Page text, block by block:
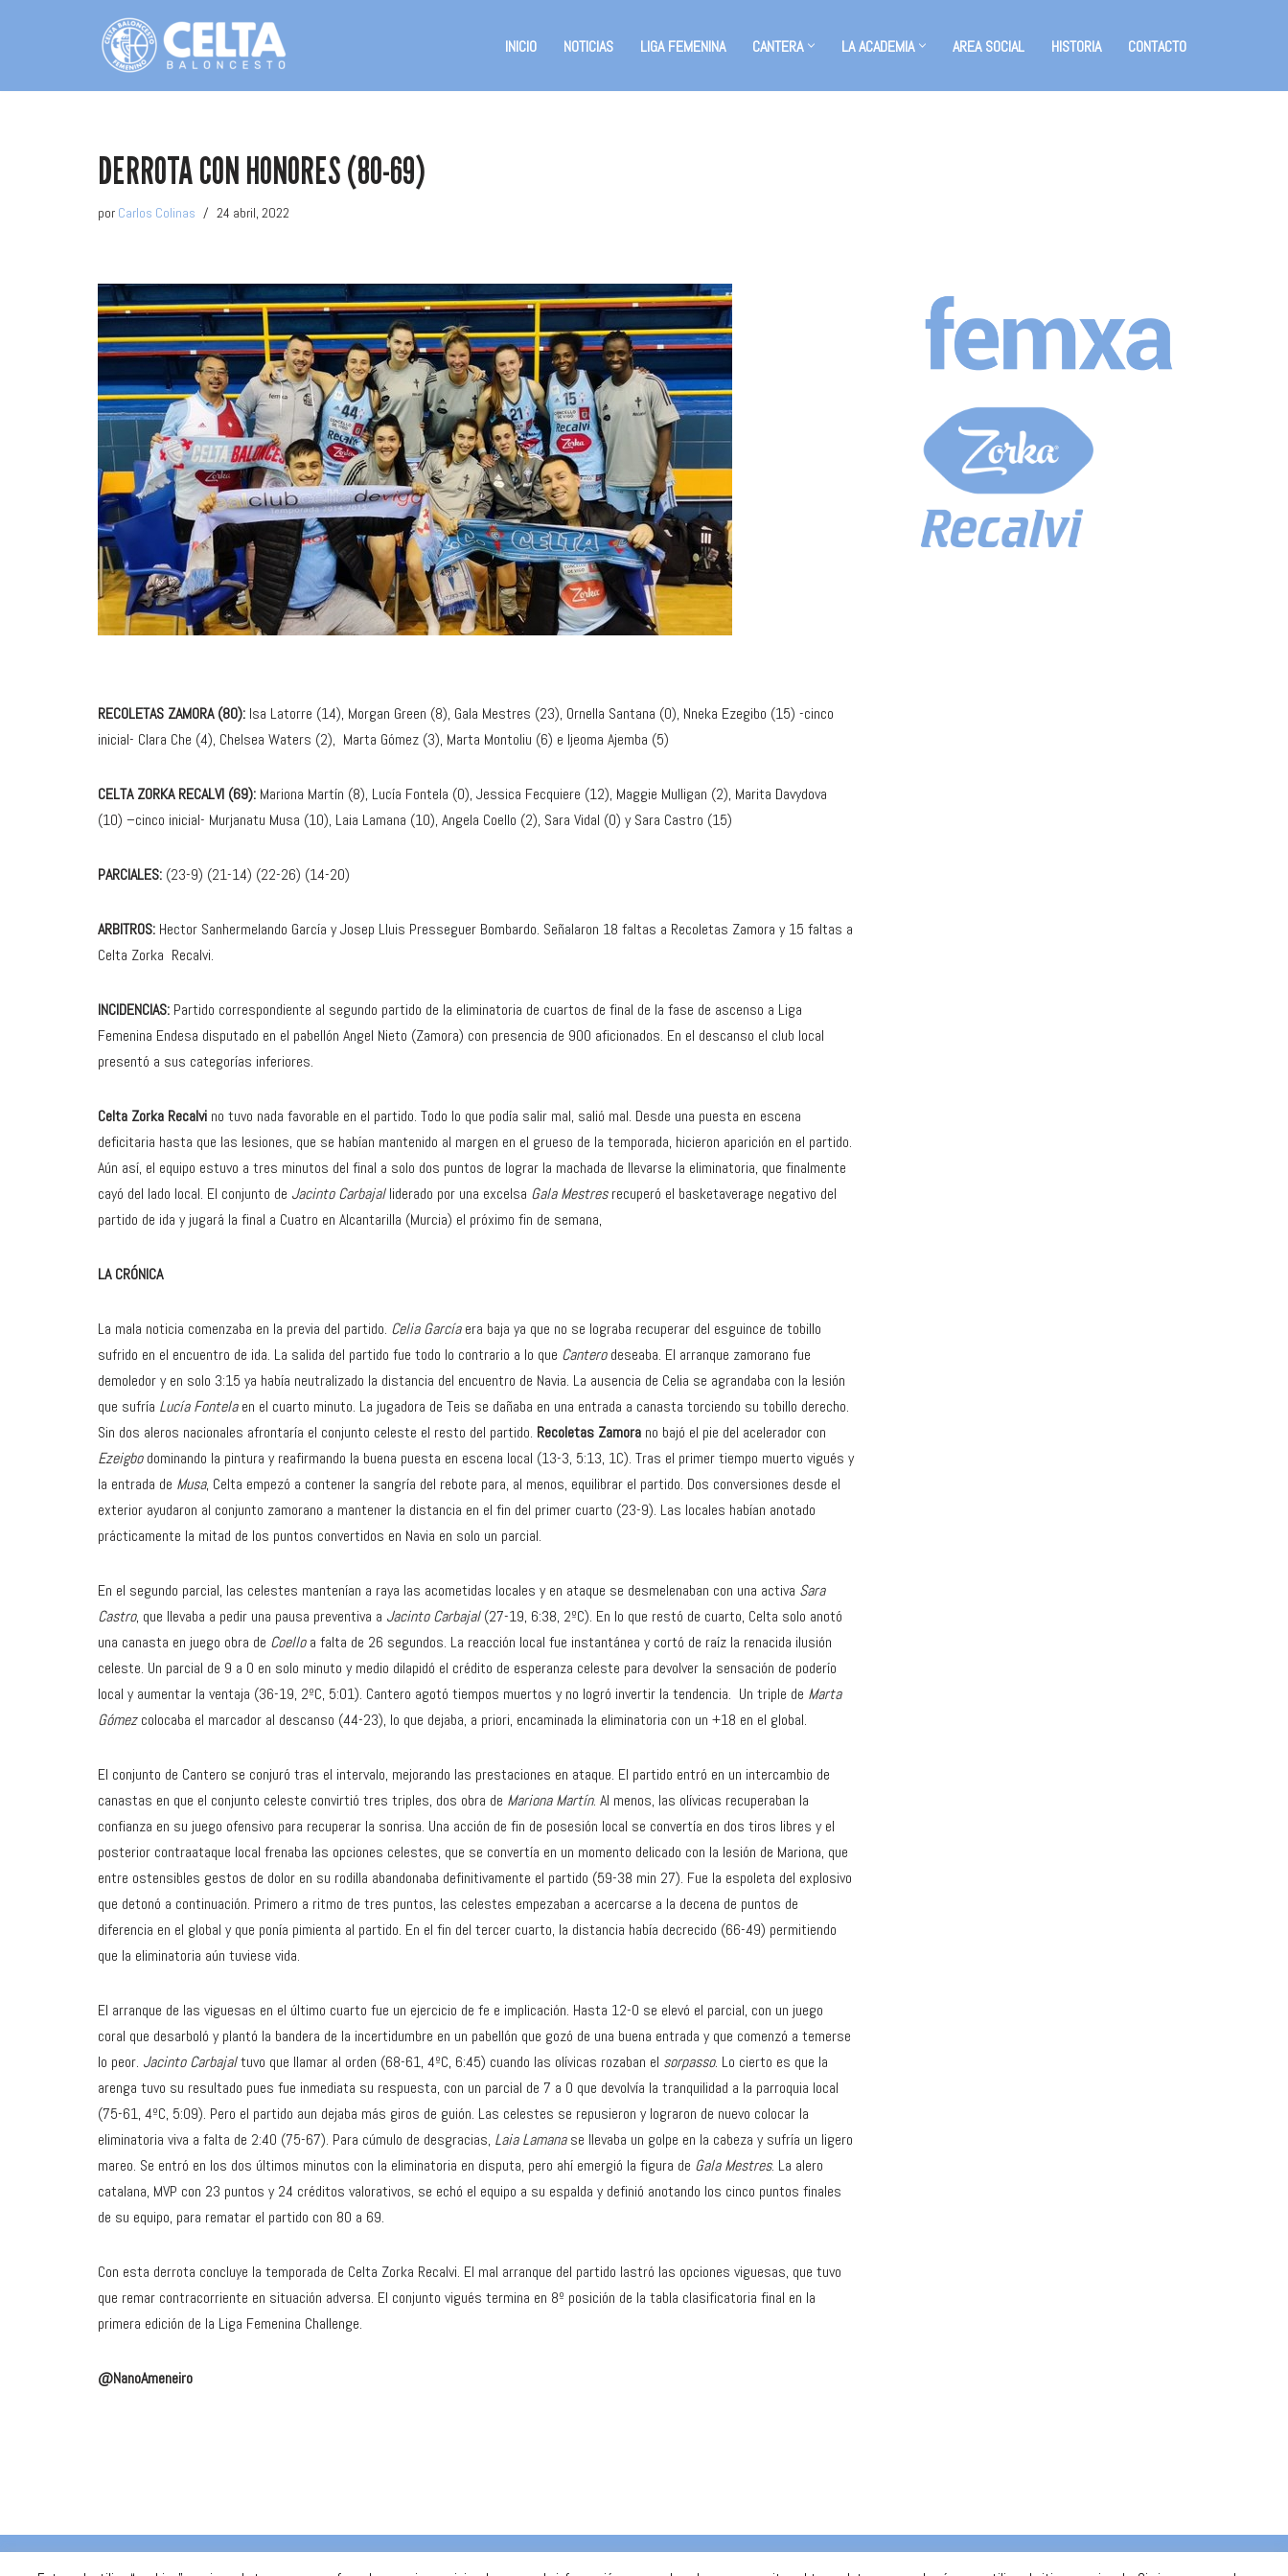
INICIO NOTICIAS LIGA FEMENINA CANTERA LA ACADEMIA AREA SOCIAL HISTORIA CONTACTO
DERROTA CON HONORES (80-69)
por Carlos Colinas 24 abril, 2022
RECOLETAS ZAMORA (80): Isa Latorre (14), Morgan Green (8), Gala Mestres (23), Ornella Santana (0), Nneka Ezegibo (15) -cinco
inicial- Clara Che (4), Chelsea Waters (2), Marta Gómez (3), Marta Montoliu (6) e Ijeoma Ajemba (5)
CELTA ZORKA RECALVI (69): Mariona Martín (8), Lucía Fontela (0), Jessica Fecquiere (12), Maggie Mulligan (2), Marita Davydova
(10) –cinco inicial- Murjanatu Musa (10), Laia Lamana (10), Angela Coello (2), Sara Vidal (0) y Sara Castro (15)
PARCIALES: (23-9) (21-14) (22-26) (14-20)
ARBITROS: Hector Sanhermelando García y Josep Lluis Presseguer Bombardo. Señalaron 18 faltas a Recoletas Zamora y 15 faltas a
Celta Zorka Recalvi.
INCIDENCIAS: Partido correspondiente al segundo partido de la eliminatoria de cuartos de final de la fase de ascenso a Liga
Femenina Endesa disputado en el pabellón Angel Nieto (Zamora) con presencia de 900 aficionados. En el descanso el club local
presentó a sus categorías inferiores.
Celta Zorka Recalvi no tuvo nada favorable en el partido. Todo lo que podía salir mal, salió mal. Desde una puesta en escena
deficitaria hasta que las lesiones, que se habían mantenido al margen en el grueso de la temporada, hicieron aparición en el partido.
Aún así, el equipo estuvo a tres minutos del final a solo dos puntos de lograr la machada de llevarse la eliminatoria, que finalmente
cayó del lado local. El conjunto de Jacinto Carbajalliderado por una excelsa Gala Mestresrecuperó el basketaverage negativo del
partido de ida y jugará la final a Cuatro en Alcantarilla (Murcia) el próximo fin de semana,
LA CRÓNICA
La mala noticia comenzaba en la previa del partido. Celia Garcíaera baja ya que no se lograba recuperar del esguince de tobillo
sufrido en el encuentro de ida. La salida del partido fue todo lo contrario a lo que Canterodeseaba. El arranque zamorano fue
demoledor y en solo 3:15 ya había neutralizado la distancia del encuentro de Navia. La ausencia de Celia se agrandaba con la lesión
que sufría Lucía Fontelaen el cuarto minuto. La jugadora de Teis se dañaba en una entrada a canasta torciendo su tobillo derecho.
Sin dos aleros nacionales afrontaría el conjunto celeste el resto del partido. Recoletas Zamora no bajó el pie del acelerador con
Ezeigbodominando la pintura y reafirmando la buena puesta en escena local (13-3, 5:13, 1C). Tras el primer tiempo muerto vigués y
la entrada de Musa, Celta empezó a contener la sangría del rebote para, al menos, equilibrar el partido. Dos conversiones desde el
exterior ayudaron al conjunto zamorano a mantener la distancia en el fin del primer cuarto (23-9). Las locales habían anotado
prácticamente la mitad de los puntos convertidos en Navia en solo un parcial.
En el segundo parcial, las celestes mantenían a raya las acometidas locales y en ataque se desmelenaban con una activa Sara
Castro, que llevaba a pedir una pausa preventiva a Jacinto Carbajal(27-19, 6:38, 2ºC). En lo que restó de cuarto, Celta solo anotó
una canasta en juego obra de Coelloa falta de 26 segundos. La reacción local fue instantánea y cortó de raíz la renacida ilusión
celeste. Un parcial de 9 a 0 en solo minuto y medio dilapidó el crédito de esperanza celeste para devolver la sensación de poderío
local y aumentar la ventaja (36-19, 2ºC, 5:01). Cantero agotó tiempos muertos y no logró invertir la tendencia. Un triple de Marta
Gómezcolocaba el marcador al descanso (44-23), lo que dejaba, a priori, encaminada la eliminatoria con un +18 en el global.
El conjunto de Cantero se conjuró tras el intervalo, mejorando las prestaciones en ataque. El partido entró en un intercambio de
canastas en que el conjunto celeste convirtió tres triples, dos obra de Mariona Martín. Al menos, las olívicas recuperaban la
confianza en su juego ofensivo para recuperar la sonrisa. Una acción de fin de posesión local se convertía en dos tiros libres y el
posterior contraataque local frenaba las opciones celestes, que se convertía en un momento delicado con la lesión de Mariona, que
entre ostensibles gestos de dolor en su rodilla abandonaba definitivamente el partido (59-38 min 27). Fue la espoleta del explosivo
que detonó a continuación. Primero a ritmo de tres puntos, las celestes empezaban a acercarse a la decena de puntos de
diferencia en el global y que ponía pimienta al partido. En el fin del tercer cuarto, la distancia había decrecido (66-49) permitiendo
que la eliminatoria aún tuviese vida.
El arranque de las viguesas en el último cuarto fue un ejercicio de fe e implicación. Hasta 12-0 se elevó el parcial, con un juego
coral que desarboló y plantó la bandera de la incertidumbre en un pabellón que gozó de una buena entrada y que comenzó a temerse
lo peor. Jacinto Carbajaltuvo que llamar al orden (68-61, 4ºC, 6:45) cuando las olívicas rozaban el sorpasso. Lo cierto es que la
arenga tuvo su resultado pues fue inmediata su respuesta, con un parcial de 7 a 0 que devolvía la tranquilidad a la parroquia local
(75-61, 4ºC, 5:09). Pero el partido aun dejaba más giros de guión. Las celestes se repusieron y lograron de nuevo colocar la
eliminatoria viva a falta de 2:40 (75-67). Para cúmulo de desgracias, Laia Lamanase llevaba un golpe en la cabeza y sufría un ligero
mareo. Se entró en los dos últimos minutos con la eliminatoria en disputa, pero ahí emergió la figura de Gala Mestres. La alero
catalana, MVP con 23 puntos y 24 créditos valorativos, se echó el equipo a su espalda y definió anotando los cinco puntos finales
de su equipo, para rematar el partido con 80 a 69.
Con esta derrota concluye la temporada de Celta Zorka Recalvi. El mal arranque del partido lastró las opciones viguesas, que tuvo
que remar contracorriente en situación adversa. El conjunto vigués termina en 8º posición de la tabla clasificatoria final en la
primera edición de la Liga Femenina Challenge.
@NanoAmeneiro